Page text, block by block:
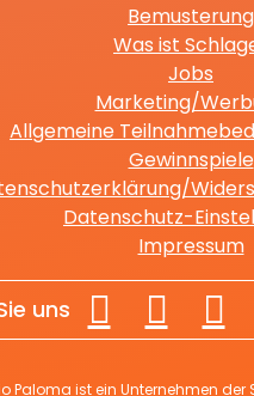
Bemusterung
Was ist
Jobs
Marketing/
Allgemeine
Gewinnspiele
Datenschutz-
Impressum
uns
Paloma ist ein Unternehmen der